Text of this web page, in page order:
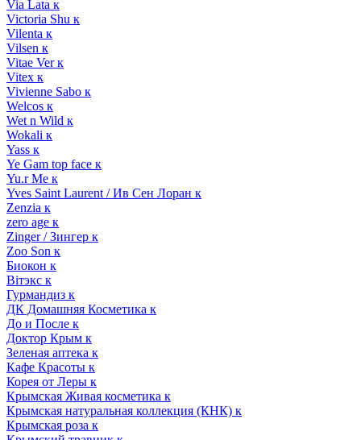
Via Lata к
Victoria Shu к
Vilenta к
Vilsen к
Vitae Ver к
Vitex к
Vivienne Sabo к
Welcos к
Wet n Wild к
Wokali к
Yass к
Ye Gam top face к
Yu.r Me к
Yves Saint Laurent / Ив Сен Лоран к
Zenzia к
zero age к
Zinger / Зингер к
Zoo Son к
Биокон к
Вiтэкс к
Гурмандиз к
ДК Домашняя Косметика к
До и После к
Доктор Крым к
Зеленая аптека к
Кафе Красоты к
Корея от Леры к
Крымская Живая косметика к
Крымская натуральная коллекция (КНК) к
Крымская роза к